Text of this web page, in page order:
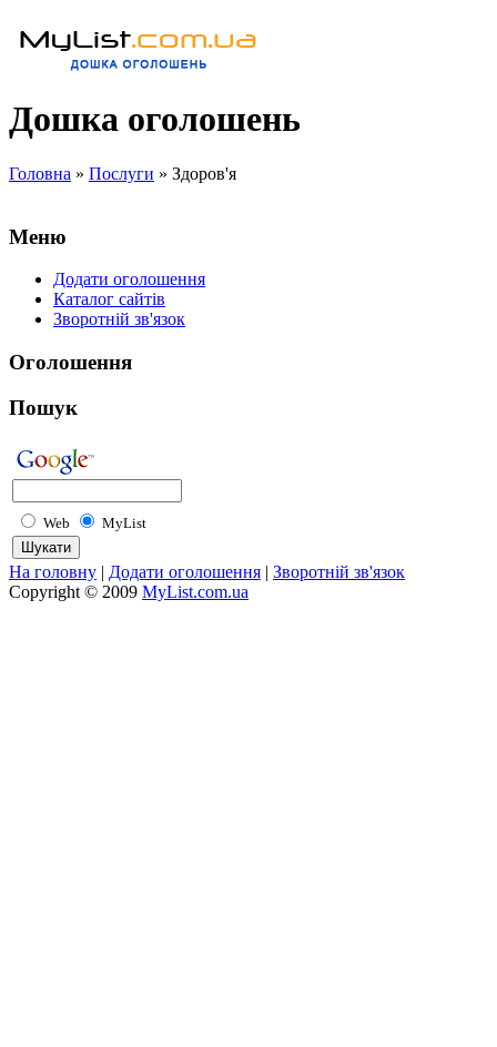
Дошка оголошень
Головна » Послуги » Здоров'я
Меню
Додати оголошення
Каталог сайтів
Зворотній зв'язок
Оголошення
Пошук
Web MyList
На головну Додати оголошення
Зворотній зв'язок
Copyright © 2009 MyList.com.ua